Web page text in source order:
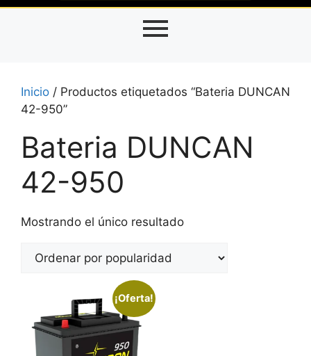
Inicio / Productos etiquetados “Bateria DUNCAN
42-950”
Bateria DUNCAN
42-950
Mostrando el único resultado
¡Oferta!